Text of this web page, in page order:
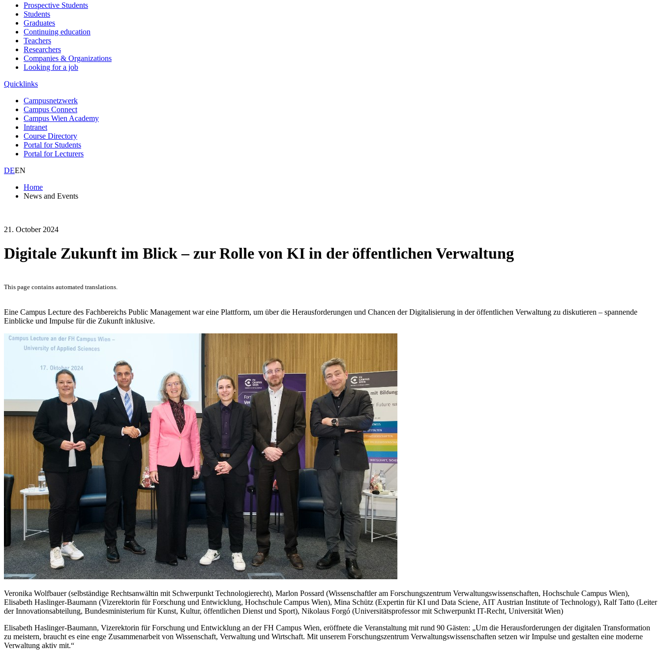
Prospective Students
Students
Graduates
Continuing education
Teachers
Researchers
Companies & Organizations
Looking for a job
Quicklinks
Campusnetzwerk
Campus Connect
Campus Wien Academy
Intranet
Course Directory
Portal for Students
Portal for Lecturers
DEEN
Home
News and Events
21. October 2024
Digitale Zukunft im Blick – zur Rolle von KI in der öffentlichen Verwaltung
This page contains automated translations.
Eine Campus Lecture des Fachbereichs Public Management war eine Plattform, um über die Herausforderungen und Chancen der Digitalisierung in der öffentlichen Verwaltung zu diskutieren – spannende
Einblicke und Impulse für die Zukunft inklusive.
Veronika Wolfbauer (selbständige Rechtsanwältin mit Schwerpunkt Technologierecht), Marlon Possard (Wissenschaftler am Forschungszentrum Verwaltungswissenschaften, Hochschule Campus Wien),
Elisabeth Haslinger-Baumann (Vizerektorin für Forschung und Entwicklung, Hochschule Campus Wien), Mina Schütz (Expertin für KI und Data Sciene, AIT Austrian Institute of Technology), Ralf Tatto (Leiter
der Innovationsabteilung, Bundesministerium für Kunst, Kultur, öffentlichen Dienst und Sport), Nikolaus Forgó (Universitätsprofessor mit Schwerpunkt IT-Recht, Universität Wien)
Elisabeth Haslinger-Baumann, Vizerektorin für Forschung und Entwicklung an der FH Campus Wien, eröffnete die Veranstaltung mit rund 90 Gästen: „Um die Herausforderungen der digitalen Transformation
zu meistern, braucht es eine enge Zusammenarbeit von Wissenschaft, Verwaltung und Wirtschaft. Mit unserem Forschungszentrum Verwaltungswissenschaften setzen wir Impulse und gestalten eine moderne
Verwaltung aktiv mit.“